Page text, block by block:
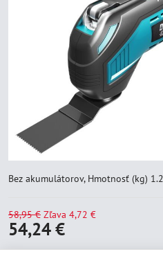
Bez akumulátorov, Hmotnosť (kg) 1.2
58,95 € Zľava 4,72 €
54,24 €